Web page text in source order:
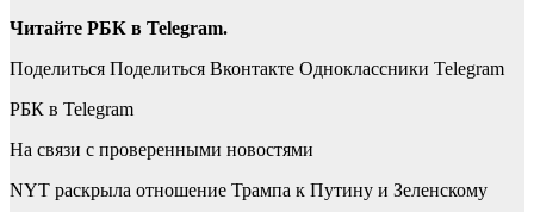
Читайте РБК в Telegram.
Поделиться Поделиться Вконтакте Одноклассники Telegram
РБК в Telegram
На связи с проверенными новостями
NYT раскрыла отношение Трампа к Путину и Зеленскому